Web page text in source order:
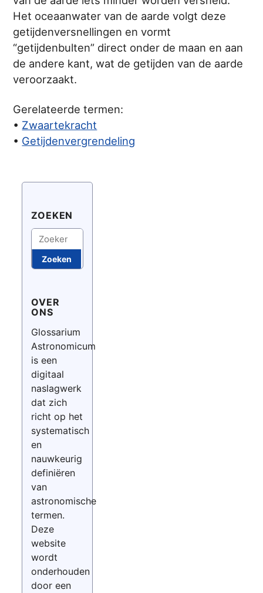
Het oceaanwater van de aarde volgt deze
getijdenversnellingen en vormt
“getijdenbulten” direct onder de maan en aan
de andere kant, wat de getijden van de aarde
veroorzaakt.
Gerelateerde termen:
• Zwaartekracht
• Getijdenvergrendeling
ZOEKEN
Zoeken
Zoeken
OVER
ONS
Glossarium
Astronomicum
is een
digitaal
naslagwerk
dat zich
richt op het
systematisch
en
nauwkeurig
definiëren
van
astronomische
termen.
Deze
website
wordt
onderhouden
door een